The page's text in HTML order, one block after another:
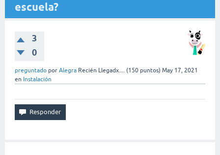
escuela?
3
0
preguntado por Alegra Recién Llegadx.... (150 puntos) May 17, 2021
en Instalación